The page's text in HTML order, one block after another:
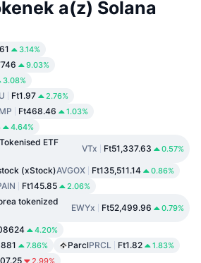
a(z) Solana
3.14%
9.03%
3.08%
Ft1.97 2.76%
Ft468.46 1.03%
4.64%
ETF
VTx Ft51,337.63 0.57%
(xStock)AVGOX Ft135,511.14 0.86%
Ft145.85 2.06%
tokenized
EWYx Ft52,499.96 0.79%
4.20%
7.86% ParclPRCL Ft1.82 1.83%
2.99%